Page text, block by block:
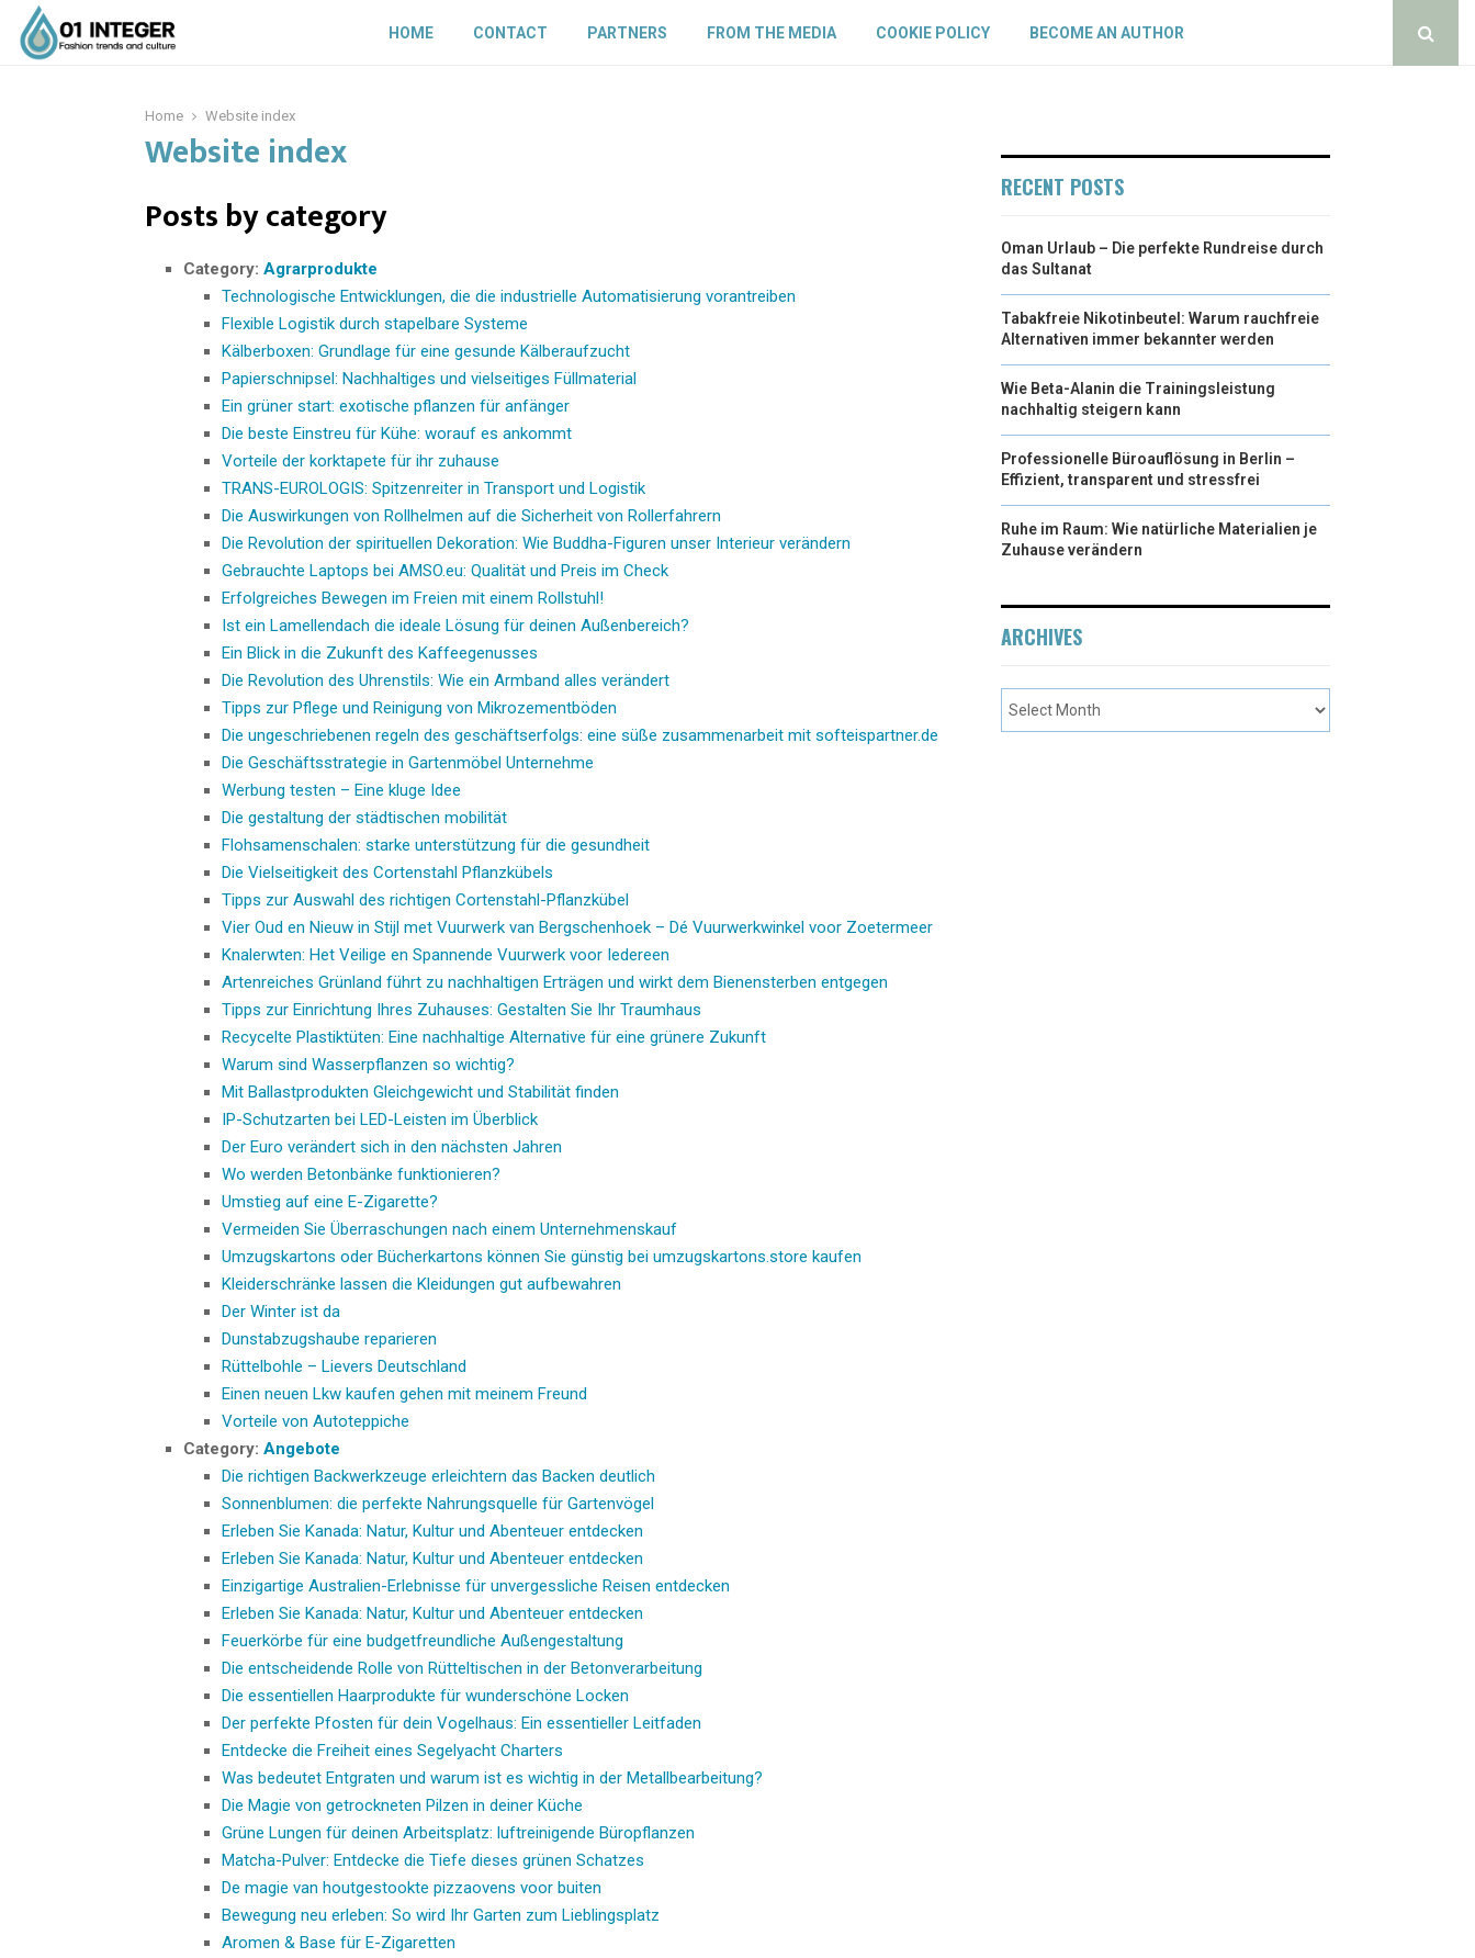
HOME CONTACT PARTNERS FROM THE MEDIA COOKIE POLICY BECOME AN AUTHOR
Home Website index
Website index
Posts by category
Category: Agrarprodukte
Technologische Entwicklungen, die die industrielle Automatisierung vorantreiben
Flexible Logistik durch stapelbare Systeme
Kälberboxen: Grundlage für eine gesunde Kälberaufzucht
Papierschnipsel: Nachhaltiges und vielseitiges Füllmaterial
Ein grüner start: exotische pflanzen für anfänger
Die beste Einstreu für Kühe: worauf es ankommt
Vorteile der korktapete für ihr zuhause
TRANS-EUROLOGIS: Spitzenreiter in Transport und Logistik
Die Auswirkungen von Rollhelmen auf die Sicherheit von Rollerfahrern
Die Revolution der spirituellen Dekoration: Wie Buddha-Figuren unser Interieur verändern
Gebrauchte Laptops bei AMSO.eu: Qualität und Preis im Check
Erfolgreiches Bewegen im Freien mit einem Rollstuhl!
Ist ein Lamellendach die ideale Lösung für deinen Außenbereich?
Ein Blick in die Zukunft des Kaffeegenusses
Die Revolution des Uhrenstils: Wie ein Armband alles verändert
Tipps zur Pflege und Reinigung von Mikrozementböden
Die ungeschriebenen regeln des geschäftserfolgs: eine süße zusammenarbeit mit softeispartner.de
Die Geschäftsstrategie in Gartenmöbel Unternehme
Werbung testen – Eine kluge Idee
Die gestaltung der städtischen mobilität
Flohsamenschalen: starke unterstützung für die gesundheit
Die Vielseitigkeit des Cortenstahl Pflanzkübels
Tipps zur Auswahl des richtigen Cortenstahl-Pflanzkübel
Vier Oud en Nieuw in Stijl met Vuurwerk van Bergschenhoek – Dé Vuurwerkwinkel voor Zoetermeer
Knalerwten: Het Veilige en Spannende Vuurwerk voor Iedereen
Artenreiches Grünland führt zu nachhaltigen Erträgen und wirkt dem Bienensterben entgegen
Tipps zur Einrichtung Ihres Zuhauses: Gestalten Sie Ihr Traumhaus
Recycelte Plastiktüten: Eine nachhaltige Alternative für eine grünere Zukunft
Warum sind Wasserpflanzen so wichtig?
Mit Ballastprodukten Gleichgewicht und Stabilität finden
IP-Schutzarten bei LED-Leisten im Überblick
Der Euro verändert sich in den nächsten Jahren
Wo werden Betonbänke funktionieren?
Umstieg auf eine E-Zigarette?
Vermeiden Sie Überraschungen nach einem Unternehmenskauf
Umzugskartons oder Bücherkartons können Sie günstig bei umzugskartons.store kaufen
Kleiderschränke lassen die Kleidungen gut aufbewahren
Der Winter ist da
Dunstabzugshaube reparieren
Rüttelbohle – Lievers Deutschland
Einen neuen Lkw kaufen gehen mit meinem Freund
Vorteile von Autoteppiche
Category: Angebote
Die richtigen Backwerkzeuge erleichtern das Backen deutlich
Sonnenblumen: die perfekte Nahrungsquelle für Gartenvögel
Erleben Sie Kanada: Natur, Kultur und Abenteuer entdecken
Erleben Sie Kanada: Natur, Kultur und Abenteuer entdecken
Einzigartige Australien-Erlebnisse für unvergessliche Reisen entdecken
Erleben Sie Kanada: Natur, Kultur und Abenteuer entdecken
Feuerkörbe für eine budgetfreundliche Außengestaltung
Die entscheidende Rolle von Rütteltischen in der Betonverarbeitung
Die essentiellen Haarprodukte für wunderschöne Locken
Der perfekte Pfosten für dein Vogelhaus: Ein essentieller Leitfaden
Entdecke die Freiheit eines Segelyacht Charters
Was bedeutet Entgraten und warum ist es wichtig in der Metallbearbeitung?
Die Magie von getrockneten Pilzen in deiner Küche
Grüne Lungen für deinen Arbeitsplatz: luftreinigende Büropflanzen
Matcha-Pulver: Entdecke die Tiefe dieses grünen Schatzes
De magie van houtgestookte pizzaovens voor buiten
Bewegung neu erleben: So wird Ihr Garten zum Lieblingsplatz
Aromen & Base für E-Zigaretten
RECENT POSTS
Oman Urlaub – Die perfekte Rundreise durch
das Sultanat
Tabakfreie Nikotinbeutel: Warum rauchfreie
Alternativen immer bekannter werden
Wie Beta-Alanin die Trainingsleistung
nachhaltig steigern kann
Professionelle Büroauflösung in Berlin –
Effizient, transparent und stressfrei
Ruhe im Raum: Wie natürliche Materialien je
Zuhause verändern
ARCHIVES